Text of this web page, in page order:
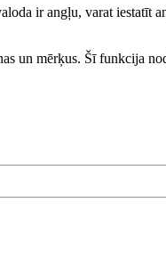
ir angļu, varat iestatīt
un mērķus. Šī funkcija